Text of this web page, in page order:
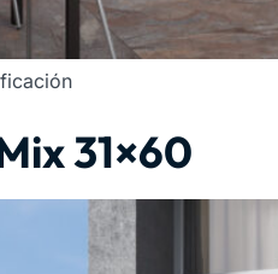
31×60